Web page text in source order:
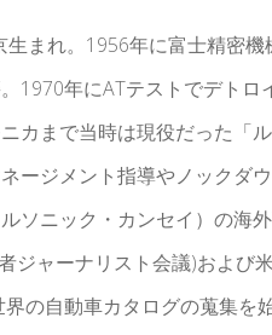
まれ。1956年に富士精密
1970年にATテストでデトロ
カまで当時は現役だった「
ージメント指導やノックダ
ソニック・カンセイ）の海
ジャーナリスト会議)およ
の自動車カタログの蒐集